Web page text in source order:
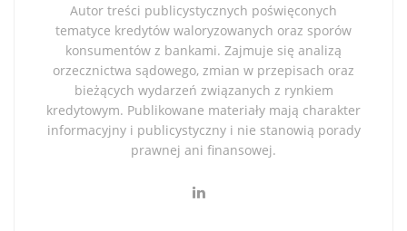
Autor treści publicystycznych poświęconych
tematyce kredytów waloryzowanych oraz sporów
konsumentów z bankami. Zajmuje się analizą
orzecznictwa sądowego, zmian w przepisach oraz
bieżących wydarzeń związanych z rynkiem
kredytowym. Publikowane materiały mają charakter
informacyjny i publicystyczny i nie stanowią porady
prawnej ani finansowej.